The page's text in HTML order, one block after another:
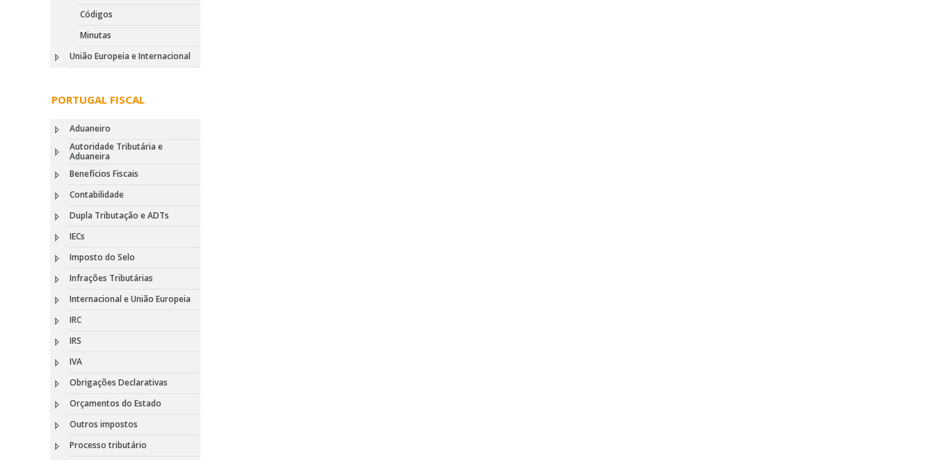
Códigos
Minutas
União Europeia e Internacional
PORTUGAL FISCAL
Aduaneiro
Autoridade Tributária e
Aduaneira
Benefícios Fiscais
Contabilidade
Dupla Tributação e ADTs
IECs
Imposto do Selo
Infrações Tributárias
Internacional e União Europeia
IRC
IRS
IVA
Obrigações Declarativas
Orçamentos do Estado
Outros impostos
Processo tributário